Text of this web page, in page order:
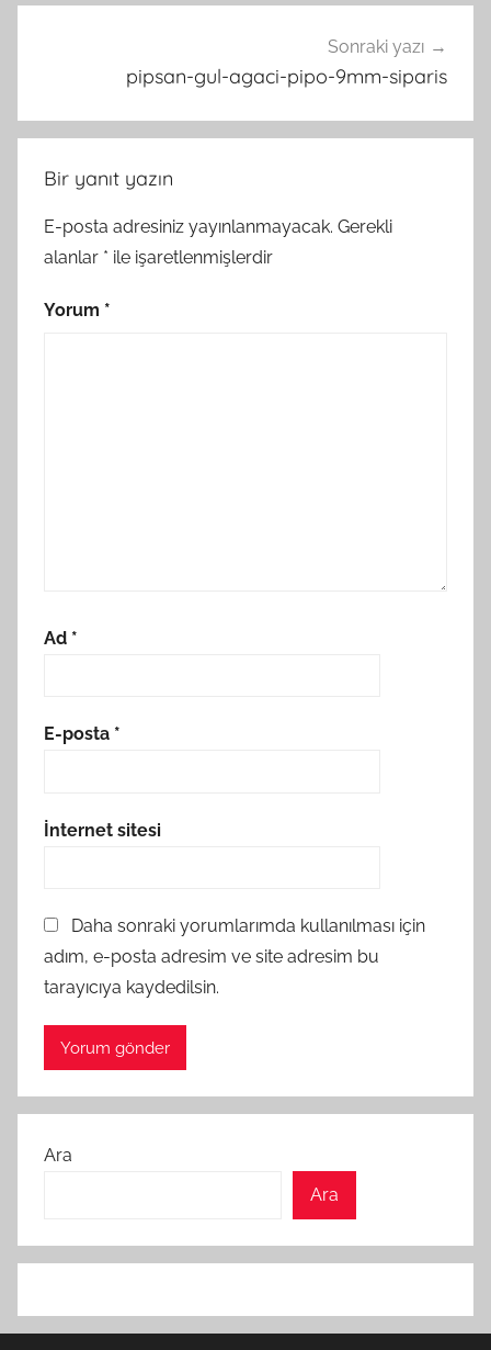
Sonraki yazı
pipsan-gul-agaci-pipo-9mm-siparis
Bir yanıt yazın
E-posta adresiniz yayınlanmayacak. Gerekli
alanlar * ile işaretlenmişlerdir
Yorum *
Ad *
E-posta *
İnternet sitesi
Daha sonraki yorumlarımda kullanılması için
adım, e-posta adresim ve site adresim bu
tarayıcıya kaydedilsin.
Ara
Ara